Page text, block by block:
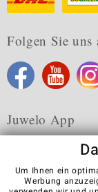
Folgen Sie uns
Juwelo App
Um Ihnen ein
Werbung